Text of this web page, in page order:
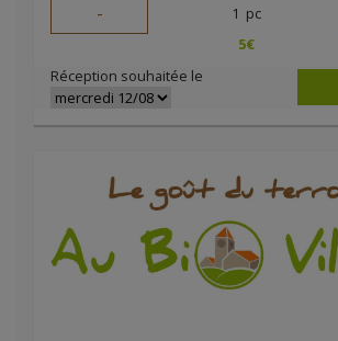
- 1 pc
5€
Réception souhaitée le